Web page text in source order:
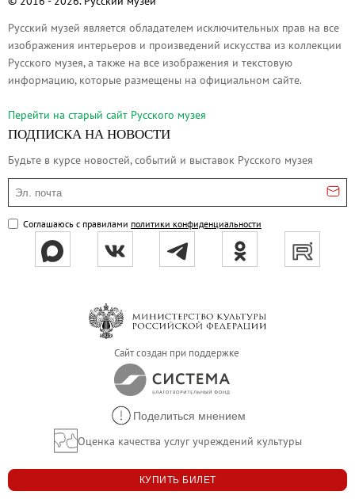
Абонементы
Реставрация
Открытая реставрация шедевров Григория
Детям
События
Искусство и технологии
Онлайн-курсы «Лифт в будущее»
Виртуальные коллекции
Виртуальные 3D туры по выставкам
Русский музей является обладателем исключительных прав на все
изображения интерьеров и произведений искусства из коллекции
Русского музея, а также на все изображения и текстовую
информацию, которые размещены на официальном сайте.
Перейти на cтарый сайт Русского музея
ПОДПИСКА НА НОВОСТИ
Будьте в курсе новостей, событий и выставок Русского музея
Эл. почта
Соглашаюсь с правилами политики конфиденциальности
Сайт создан при поддержке
Поделиться мнением
Оценка качества услуг учреждений культуры
КУПИТЬ БИЛЕТ